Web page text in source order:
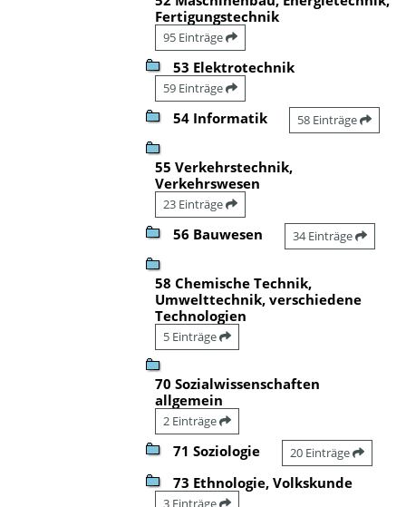
Fertigungstechnik
95 Einträge
53 Elektrotechnik
59 Einträge
54 Informatik 58 Einträge
55 Verkehrstechnik,
Verkehrswesen
23 Einträge
56 Bauwesen 34 Einträge
58 Chemische Technik,
Umwelttechnik, verschiedene
Technologien
5 Einträge
70 Sozialwissenschaften
allgemein
2 Einträge
71 Soziologie 20 Einträge
73 Ethnologie, Volkskunde
3 Einträge